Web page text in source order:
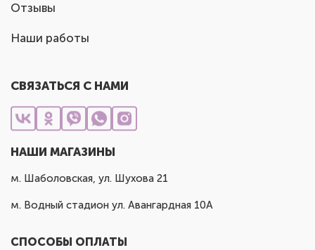
Отзывы
Наши работы
СВЯЗАТЬСЯ С НАМИ
НАШИ МАГАЗИНЫ
м. Шаболовская, ул. Шухова 21
м. Водный стадион ул. Авангардная 10А
СПОСОБЫ ОПЛАТЫ